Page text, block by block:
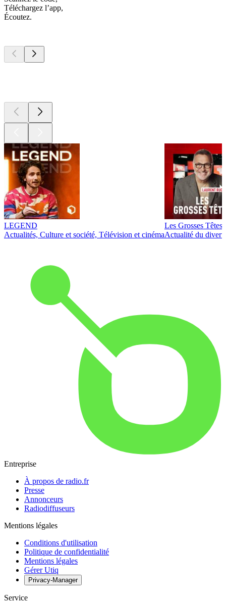
Téléchargez l’app,
Écoutez.
LEGEND
Actualités, Culture et société, Télévision et cinéma
Les Grosses Têtes
Actualité du
Entreprise
À propos de radio.fr
Presse
Annonceurs
Radiodiffuseurs
Mentions légales
Conditions d'utilisation
Politique de confidentialité
Mentions légales
Gérer Utiq
Privacy-Manager
Service